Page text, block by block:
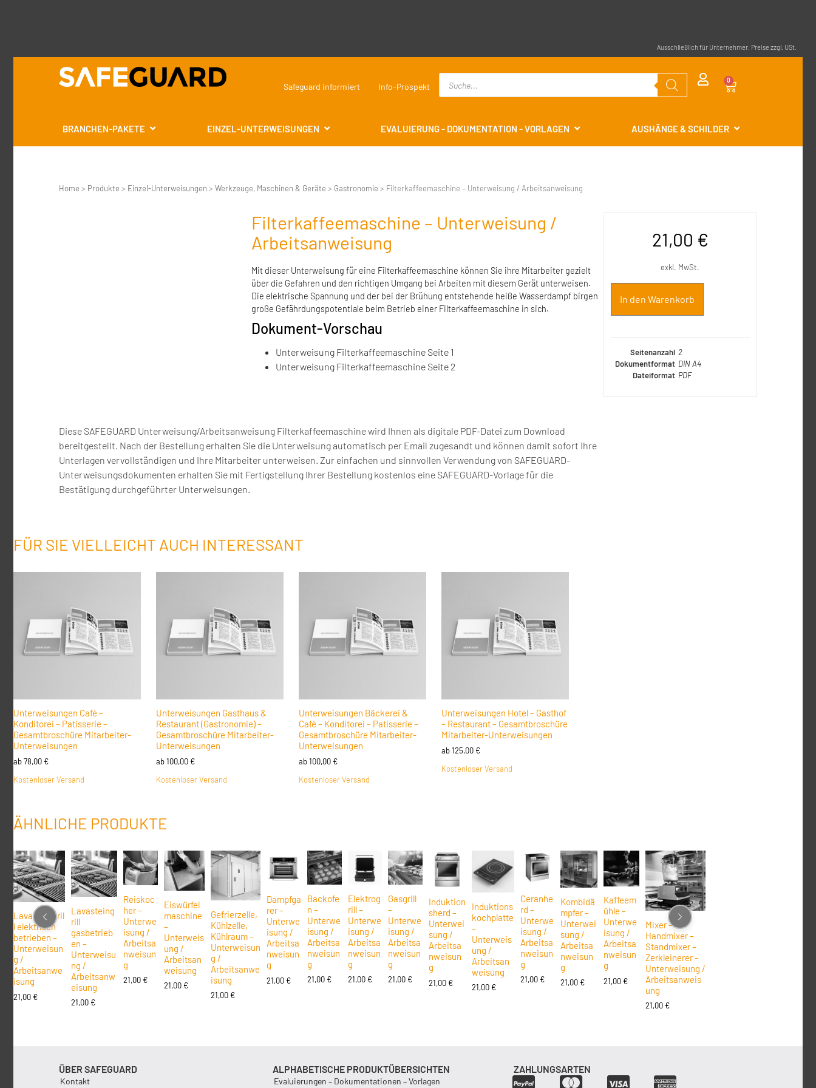
Ausschließlich für Unternehmer. Preise zzgl. USt.
Safeguard informiert Info-Prospekt
0
BRANCHEN-PAKETE EINZEL-UNTERWEISUNGEN EVALUIERUNG - DOKUMENTATION - VORLAGEN AUSHÄNGE & SCHILDER
Home > Produkte > Einzel-Unterweisungen > Werkzeuge, Maschinen & Geräte > Gastronomie > Filterkaffeemaschine – Unterweisung / Arbeitsanweisung
Filterkaffeemaschine – Unterweisung /
Arbeitsanweisung
Mit dieser Unterweisung für eine Filterkaffeemaschine können Sie ihre Mitarbeiter gezielt
über die Gefahren und den richtigen Umgang bei Arbeiten mit diesem Gerät unterweisen.
Die elektrische Spannung und der bei der Brühung entstehende heiße Wasserdampf birgen
große Gefährdungspotentiale beim Betrieb einer Filterkaffeemaschine in sich.
Dokument-Vorschau
Unterweisung Filterkaffeemaschine Seite 1
Unterweisung Filterkaffeemaschine Seite 2
Diese SAFEGUARD Unterweisung/Arbeitsanweisung Filterkaffeemaschine wird Ihnen als digitale PDF-Datei zum Download
bereitgestellt. Nach der Bestellung erhalten Sie die Unterweisung automatisch per Email zugesandt und können damit sofort Ihre
Unterlagen vervollständigen und Ihre Mitarbeiter unterweisen. Zur einfachen und sinnvollen Verwendung von SAFEGUARD-
Unterweisungsdokumenten erhalten Sie mit Fertigstellung Ihrer Bestellung kostenlos eine SAFEGUARD-Vorlage für die
Bestätigung durchgeführter Unterweisungen.
21,00 €
exkl. MwSt.
In den Warenkorb
Seitenanzahl 2
Dokumentformat DIN A4
Dateiformat PDF
FÜR SIE VIELLEICHT AUCH INTERESSANT
Unterweisungen Café –
Konditorei – Patisserie –
Gesamtbroschüre Mitarbeiter-
Unterweisungen
ab78,00 €
Kostenloser Versand
Unterweisungen Gasthaus &
Restaurant (Gastronomie) –
Gesamtbroschüre Mitarbeiter-
Unterweisungen
ab100,00 €
Kostenloser Versand
Unterweisungen Bäckerei &
Café – Konditorei – Patisserie –
Gesamtbroschüre Mitarbeiter-
Unterweisungen
ab100,00 €
Kostenloser Versand
Unterweisungen Hotel – Gasthof
– Restaurant – Gesamtbroschüre
Mitarbeiter-Unterweisungen
ab125,00 €
Kostenloser Versand
ÄHNLICHE PRODUKTE
Lavasteingril
l elektrisch
betrieben –
Unterweisun
g /
Arbeitsanwe
isung
21,00 €
Lavasteing
rill
gasbetrieb
en –
Unterweisu
ng /
Arbeitsanw
eisung
21,00 €
Reiskoc
her –
Unterwe
isung /
Arbeitsa
nweisun
g
21,00 €
Eiswürfel
maschine
–
Unterweis
ung /
Arbeitsan
weisung
21,00 €
Gefrierzelle,
Kühlzelle,
Kühlraum –
Unterweisun
g /
Arbeitsanwe
isung
21,00 €
Dampfga
rer –
Unterwe
isung /
Arbeitsa
nweisun
g
21,00 €
Backofe
n –
Unterwe
isung /
Arbeitsa
nweisun
g
21,00 €
Elektrog
rill –
Unterwe
isung /
Arbeitsa
nweisun
g
21,00 €
Gasgrill
–
Unterwe
isung /
Arbeitsa
nweisun
g
21,00 €
Induktion
sherd –
Unterwei
sung /
Arbeitsa
nweisun
g
21,00 €
Induktions
kochplatte
–
Unterweis
ung /
Arbeitsan
weisung
21,00 €
Ceranhe
rd –
Unterwe
isung /
Arbeitsa
nweisun
g
21,00 €
Kombidä
mpfer –
Unterwei
sung /
Arbeitsa
nweisun
g
21,00 €
Kaffeem
ühle –
Unterwe
isung /
Arbeitsa
nweisun
g
21,00 €
Mixer –
Handmixer –
Standmixer –
Zerkleinerer –
Unterweisung /
Arbeitsanweis
ung
21,00 €
ÜBER SAFEGUARD
Kontakt
ALPHABETISCHE PRODUKTÜBERSICHTEN
Evaluierungen – Dokumentationen – Vorlagen
ZAHLUNGSARTEN